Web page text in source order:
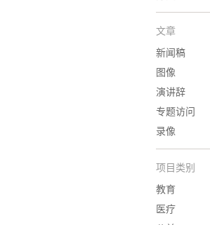
文章
新闻稿
图像
演讲辞
专题访问
录像
项目类别
教育
医疗